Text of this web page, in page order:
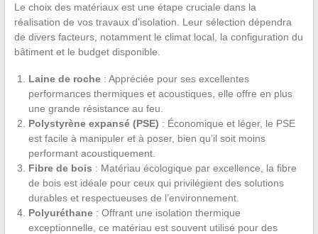
Le choix des matériaux est une étape cruciale dans la
réalisation de vos travaux d’isolation. Leur sélection dépendra
de divers facteurs, notamment le climat local, la configuration du
bâtiment et le budget disponible.
Laine de roche: Appréciée pour ses excellentes
performances thermiques et acoustiques, elle offre en plus
une grande résistance au feu.
Polystyrène expansé (PSE) : Économique et léger, le PSE
est facile à manipuler et à poser, bien qu’il soit moins
performant acoustiquement.
Fibre de bois : Matériau écologique par excellence, la fibre
de bois est idéale pour ceux qui privilégient des solutions
durables et respectueuses de l’environnement.
Polyuréthane: Offrant une isolation thermique
exceptionnelle, ce matériau est souvent utilisé pour des